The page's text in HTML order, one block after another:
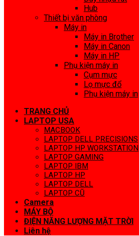
Hub
Thiết bị văn phòng
Máy in
Máy in Brother
Máy in Canon
Máy in HP
Phụ kiện máy in
Cụm mực
Lọ mực đổ
Phụ kiện máy in
TRANG CHỦ
LAPTOP USA
MACBOOK
LAPTOP DELL PRECISIONS
LAPTOP HP WORKSTATION
LAPTOP GAMING
LAPTOP IBM
LAPTOP HP
LAPTOP DELL
LAPTOP CŨ
Camera
MÁY BỘ
ĐIỆN NĂNG LƯỢNG MẶT TRỜI
Liên hệ